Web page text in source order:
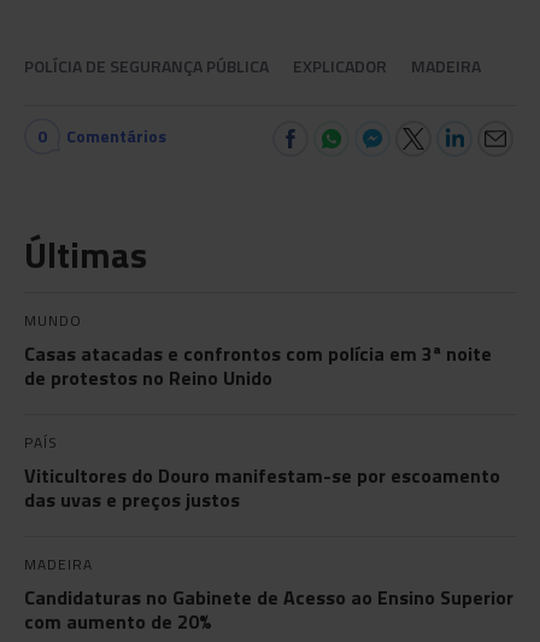
POLÍCIA DE SEGURANÇA PÚBLICA EXPLICADOR MADEIRA
0 Comentários
Últimas
MUNDO
Casas atacadas e confrontos com polícia em 3ª noite
de protestos no Reino Unido
PAÍS
Viticultores do Douro manifestam-se por escoamento
das uvas e preços justos
MADEIRA
Candidaturas no Gabinete de Acesso ao Ensino Superior
com aumento de 20%